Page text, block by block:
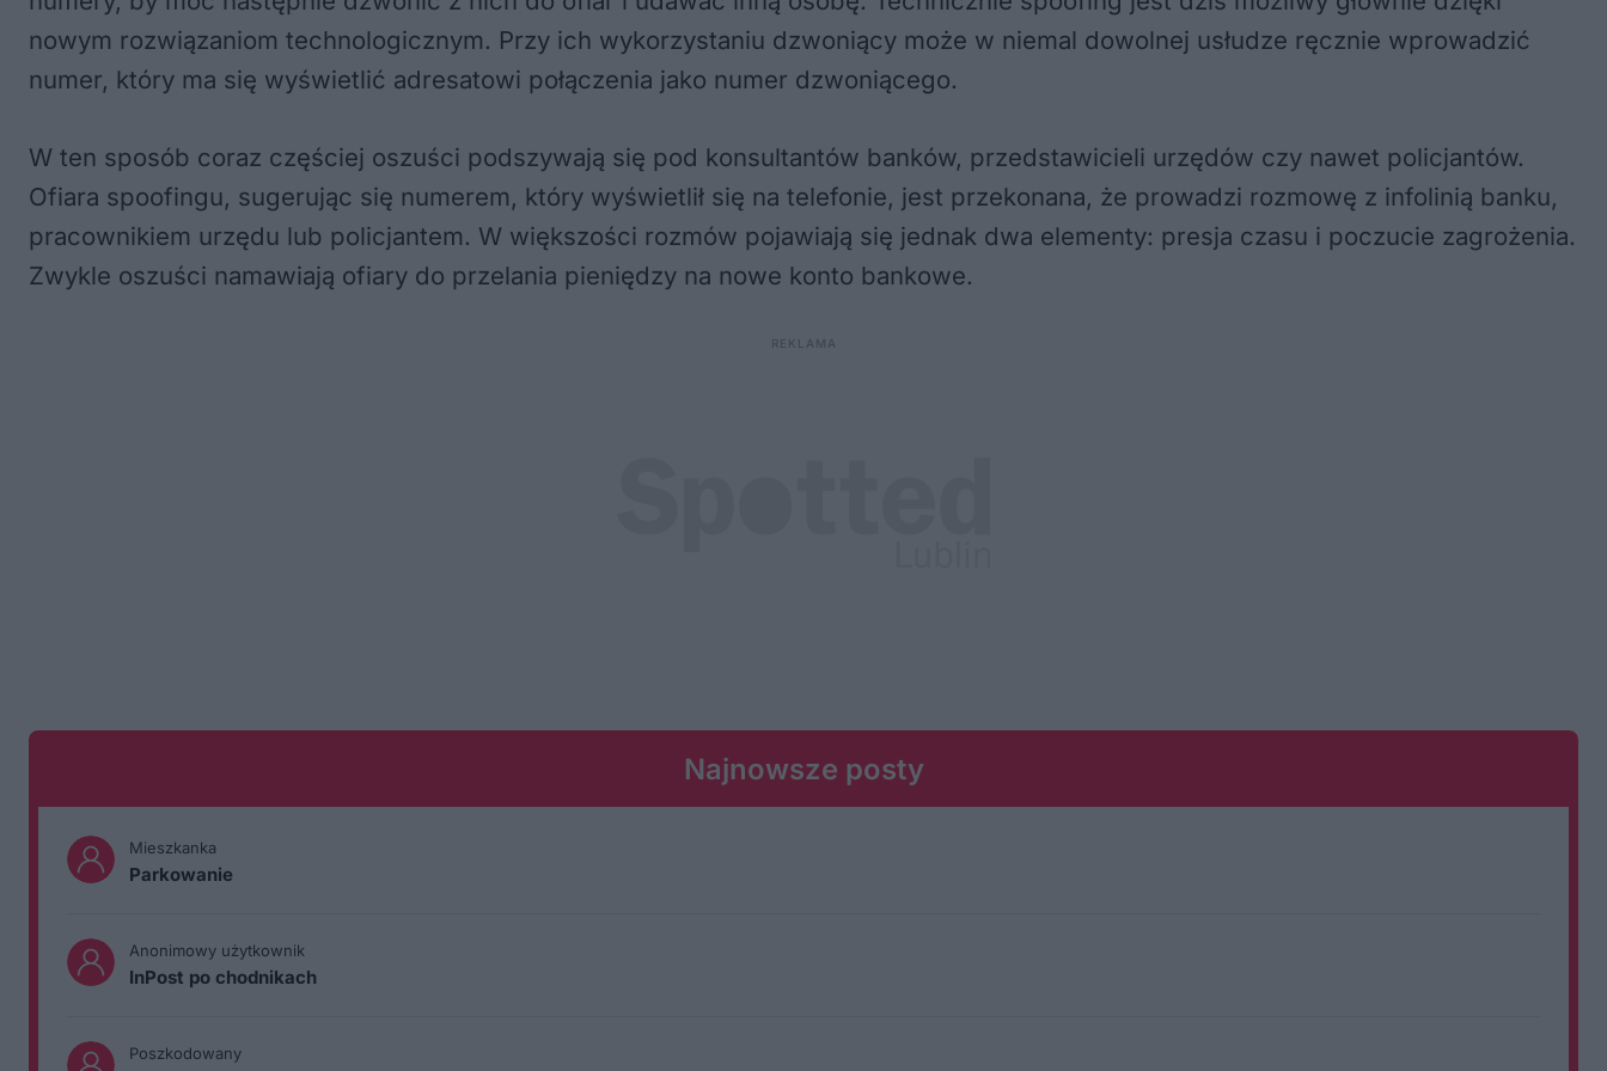
nowym rozwiązaniom technologicznym. Przy ich wykorzystaniu dzwoniący może w niemal dowolnej usłudze ręcznie wprowadzić
numer, który ma się wyświetlić adresatowi połączenia jako numer dzwoniącego.
W ten sposób coraz częściej oszuści podszywają się pod konsultantów banków, przedstawicieli urzędów czy nawet policjantów.
Ofiara spoofingu, sugerując się numerem, który wyświetlił się na telefonie, jest przekonana, że prowadzi rozmowę z infolinią banku,
pracownikiem urzędu lub policjantem. W większości rozmów pojawiają się jednak dwa elementy: presja czasu i poczucie zagrożenia.
Zwykle oszuści namawiają ofiary do przelania pieniędzy na nowe konto bankowe.
Najnowsze posty
Mieszkanka
Parkowanie
Anonimowy użytkownik
InPost po chodnikach
Poszkodowany